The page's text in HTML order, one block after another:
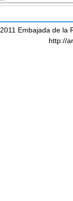
Embajada de la
http://